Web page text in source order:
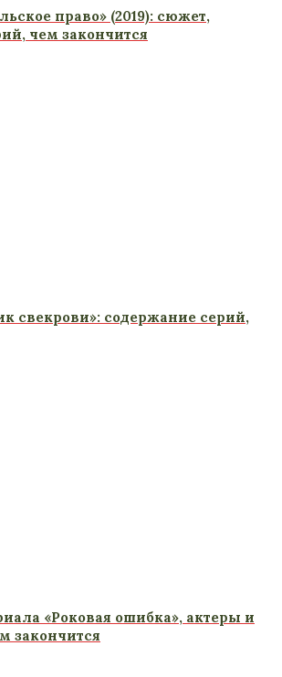
право» (2019): сюжет,
чем закончится
свекрови»: содержание серий,
«Роковая ошибка», актеры и
закончится